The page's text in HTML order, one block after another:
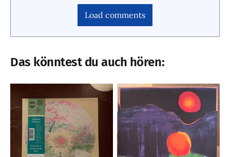
Load comments
Das könntest du auch hören: